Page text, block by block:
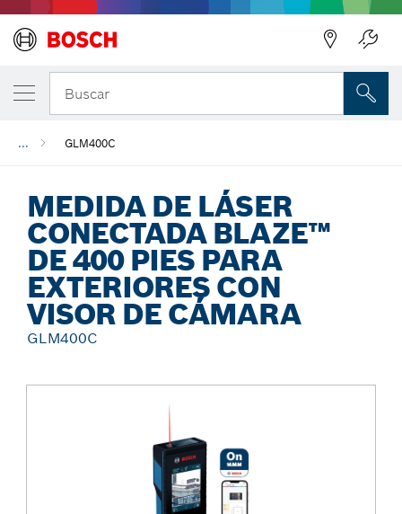
Buscar
... GLM400C
MEDIDA DE LÁSER
CONECTADA BLAZE™
DE 400 PIES PARA
EXTERIORES CON
VISOR DE CÁMARA
GLM400C